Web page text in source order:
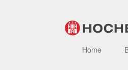
Home